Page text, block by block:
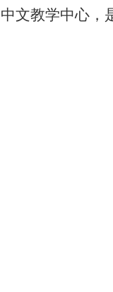
文教学中心，